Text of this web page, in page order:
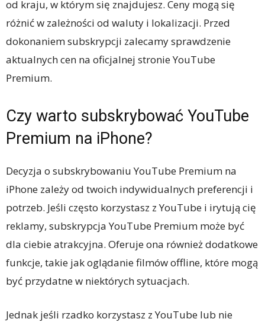
od kraju, w którym się znajdujesz. Ceny mogą się
różnić w zależności od waluty i lokalizacji. Przed
dokonaniem subskrypcji zalecamy sprawdzenie
aktualnych cen na oficjalnej stronie YouTube
Premium.
Czy warto subskrybować YouTube
Premium na iPhone?
Decyzja o subskrybowaniu YouTube Premium na
iPhone zależy od twoich indywidualnych preferencji i
potrzeb. Jeśli często korzystasz z YouTube i irytują cię
reklamy, subskrypcja YouTube Premium może być
dla ciebie atrakcyjna. Oferuje ona również dodatkowe
funkcje, takie jak oglądanie filmów offline, które mogą
być przydatne w niektórych sytuacjach.
Jednak jeśli rzadko korzystasz z YouTube lub nie